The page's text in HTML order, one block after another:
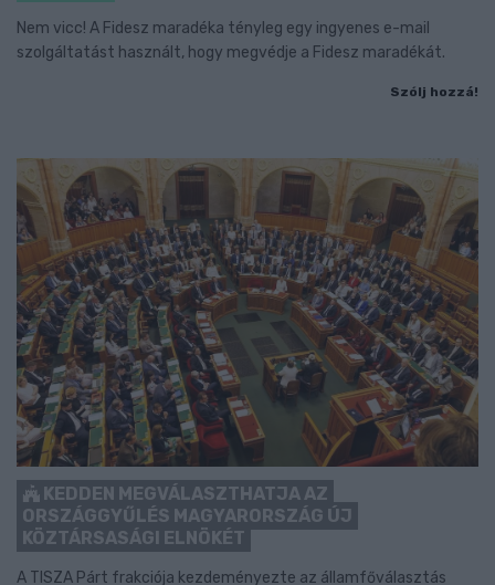
Nem vicc! A Fidesz maradéka tényleg egy ingyenes e-mail
szolgáltatást használt, hogy megvédje a Fidesz maradékát.
Szólj hozzá!
KEDDEN MEGVÁLASZTHATJA AZ
ORSZÁGGYŰLÉS MAGYARORSZÁG ÚJ
KÖZTÁRSASÁGI ELNÖKÉT
A TISZA Párt frakciója kezdeményezte az államfőválasztás